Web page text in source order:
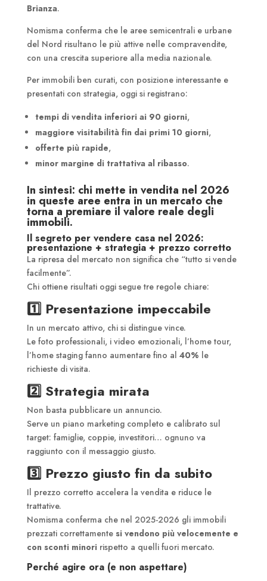
Brianza.
Nomisma conferma che le aree semicentrali e urbane
del Nord risultano le più attive nelle compravendite,
con una crescita superiore alla media nazionale.
Per immobili ben curati, con posizione interessante e
presentati con strategia, oggi si registrano:
tempi di vendita inferiori ai 90 giorni,
maggiore visitabilità fin dai primi 10 giorni,
offerte più rapide,
minor margine di trattativa al ribasso.
In sintesi: chi mette in vendita nel 2026
in queste aree entra in un mercato che
torna a premiare il valore reale degli
immobili.
Il segreto per vendere casa nel 2026:
presentazione + strategia + prezzo corretto
La ripresa del mercato non significa che “tutto si vende
facilmente”.
Chi ottiene risultati oggi segue tre regole chiare:
1️⃣ Presentazione impeccabile
In un mercato attivo, chi si distingue vince.
Le foto professionali, i video emozionali, l’home tour,
l’home staging fanno aumentare fino al 40% le
richieste di visita.
2️⃣ Strategia mirata
Non basta pubblicare un annuncio.
Serve un piano marketing completo e calibrato sul
target: famiglie, coppie, investitori… ognuno va
raggiunto con il messaggio giusto.
3️⃣ Prezzo giusto fin da subito
Il prezzo corretto accelera la vendita e riduce le
trattative.
Nomisma conferma che nel 2025-2026 gli immobili
prezzati correttamente si vendono più velocemente e
con sconti minoririspetto a quelli fuori mercato.
Perché agire ora (e non aspettare)